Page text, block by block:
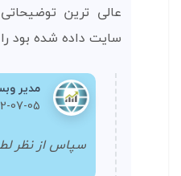
عالی ترین
سایت داده شده بود
مدیر
07-05
سپاس از نظر